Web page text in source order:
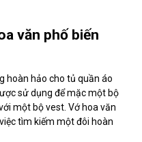
văn phố biến
hoàn hảo cho tủ quần áo
sử dụng để mặc một bộ
một bộ vest. Vớ hoa văn
tìm kiếm một đôi hoàn